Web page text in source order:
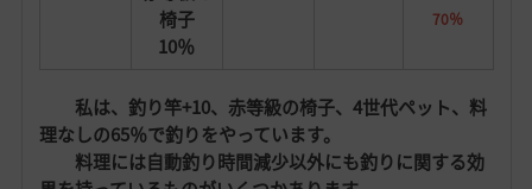
椅子
10％
70％
私は、釣り竿+10、赤等級の椅子、4世代ペット、料
理なしの65％で釣りをやっています。
料理には自動釣り時間減少以外にも釣りに関する効